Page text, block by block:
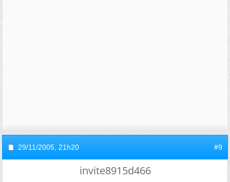
29/11/2005, 21h20 #9
invite8915d466